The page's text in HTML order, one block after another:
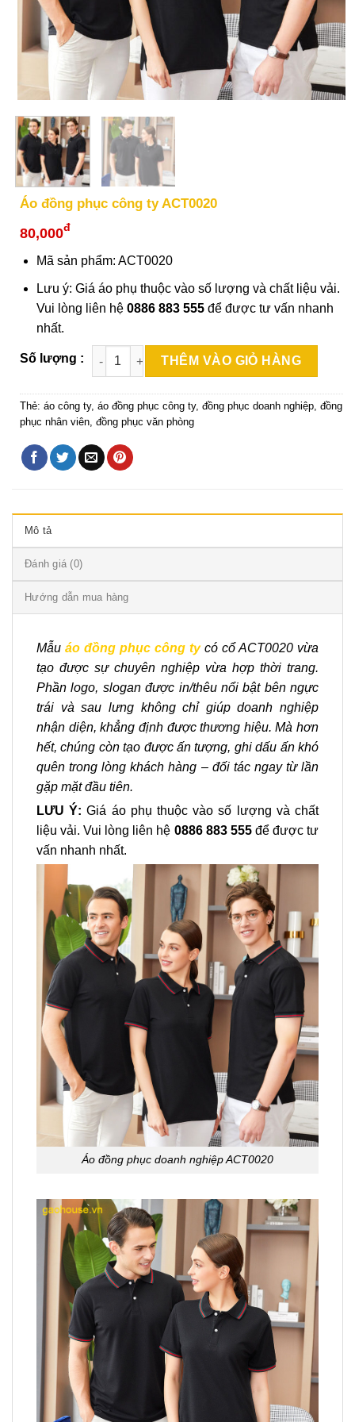
Áo đồng phục công ty ACT0020
80,000đ
Mã sản phẩm: ACT0020
Lưu ý: Giá áo phụ thuộc vào số lượng và chất liệu vải.
Vui lòng liên hệ 0886 883 555để được tư vấn nhanh
nhất.
THÊM VÀO GIỎ HÀNG
Thẻ: áo công ty, áo đồng phục công ty, đồng phục doanh nghiệp, đồng
phục nhân viên, đồng phục văn phòng
Mô tả
Đánh giá (0)
Hướng dẫn mua hàng
Mẫu áo đồng phục công tycó cổ ACT0020 vừa
tạo được sự chuyên nghiệp vừa hợp thời trang.
Phần logo, slogan được in/thêu nổi bật bên ngực
trái và sau lưng không chỉ giúp doanh nghiệp
nhận diện, khẳng định được thương hiệu. Mà hơn
hết, chúng còn tạo được ấn tượng, ghi dấu ấn khó
quên trong lòng khách hàng – đối tác ngay từ lần
gặp mặt đầu tiên.
LƯU Ý:Giá áo phụ thuộc vào số lượng và chất
liệu vải. Vui lòng liên hệ 0886 883 555để được tư
vấn nhanh nhất.
Áo đồng phục doanh nghiệp ACT0020